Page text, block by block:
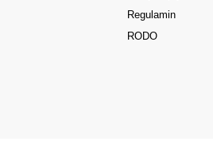
Regulamin
RODO